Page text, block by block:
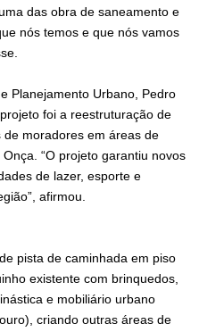
das obra de saneamento e
nós temos e que nós vamos
Planejamento Urbano, Pedro
foi a reestruturação de
moradores em áreas de
“O projeto garantiu novos
de lazer, esporte e
afirmou.
pista de caminhada em piso
existente com brinquedos,
e mobiliário urbano
criando outras áreas de